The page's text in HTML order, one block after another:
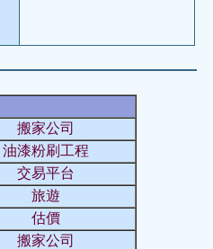
搬家公司
油漆粉刷工程
交易平台
旅遊
估價
搬家公司